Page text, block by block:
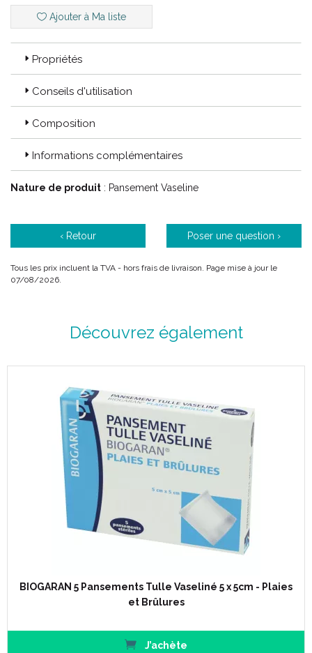
Escarres, ulcères, plaies du pied diabétique.
Epidermolyse bulleuse.
Caractéristiques :
Favorise la cicatrisation grâce à la TLC.
Restaurer la continuité de l' épiderme.
Protéger les tissus néoformés.
Améliorer le résultat cicatriciel.
Conseils d' utilisation :
Appliquer directement UrgoTul sur la plaie.
Recouvrir d' un pansement secondaire.
Maintenir avec une bande de type
Renouveler tous les 2 à 4 jours.
Code ACL : 7554724
Code EAN : 3401075547242
Ajouter à Ma liste
Propriétés
Conseils d'utilisation
Composition
Informations complémentaires
Nature de produit : Pansement Vaseline
‹ Retour Poser une question ›
Tous les prix incluent la TVA - hors frais de livraison. Page mise à jour le
07/08/2026.
Découvrez également
BIOGARAN 5 Pansements Tulle Vaseliné 5 x 5cm - Plaies
et Brûlures
J’achète